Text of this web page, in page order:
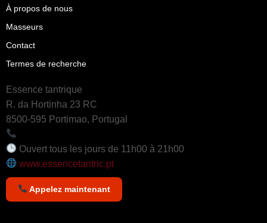
À propos de nous
Masseurs
Contact
Termes de recherche
Essence tantrique
R. da Hortinha 23 RC
8500-595 Portimao, Portugal
Ouvert tous les jours de 11h00 à 21h00
www.essencetantric.pt
Appelez maintenant